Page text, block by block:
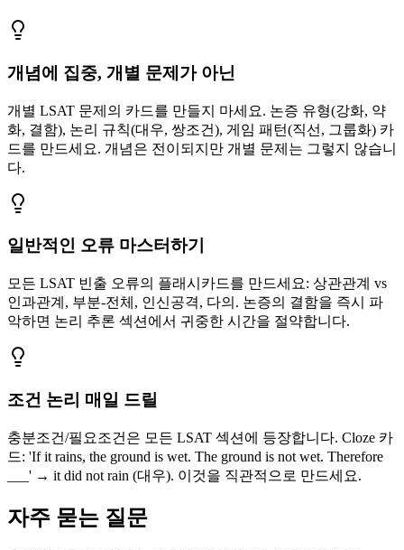
개념에 집중, 개별 문제가 아닌
개별 LSAT 문제의 카드를 만들지 마세요. 논증 유형(강화, 약
화, 결함), 논리 규칙(대우, 쌍조건), 게임 패턴(직선, 그룹화) 카
드를 만드세요. 개념은 전이되지만 개별 문제는 그렇지 않습니
다.
일반적인 오류 마스터하기
모든 LSAT 빈출 오류의 플래시카드를 만드세요: 상관관계 vs
인과관계, 부분-전체, 인신공격, 다의. 논증의 결함을 즉시 파
악하면 논리 추론 섹션에서 귀중한 시간을 절약합니다.
조건 논리 매일 드릴
충분조건/필요조건은 모든 LSAT 섹션에 등장합니다. Cloze 카
드: 'If it rains, the ground is wet. The ground is not wet. Therefore
___' → it did not rain (대우). 이것을 직관적으로 만드세요.
자주 묻는 질문